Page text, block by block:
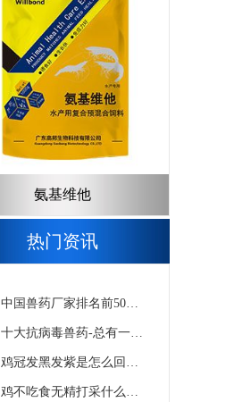
氨基维他
热门资讯
中国兽药厂家排名前50
药】
十大抗病毒兽药-总有一款
鸡冠发黑发紫是怎么回事
合适 【汇邦兽药】
鸡不吃食无精打采什么病